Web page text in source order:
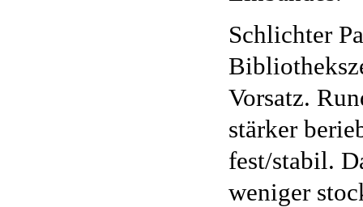
Schlichter
Vorsatz.
stärker
fest/stabil.
weniger